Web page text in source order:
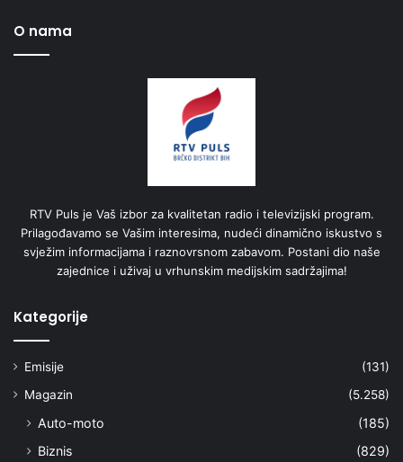
O nama
RTV Puls je Vaš izbor za kvalitetan radio i televizijski program.
Prilagođavamo se Vašim interesima, nudeći dinamično iskustvo s
svježim informacijama i raznovrsnom zabavom. Postani dio naše
zajednice i uživaj u vrhunskim medijskim sadržajima!
Kategorije
Emisije
(131)
Magazin
(5.258)
Auto-moto
(185)
Biznis
(829)